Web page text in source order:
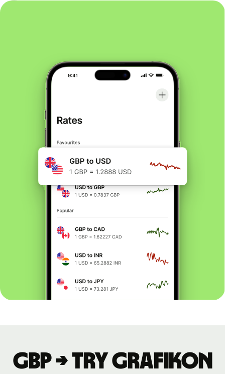
GBP → TRY grafikon